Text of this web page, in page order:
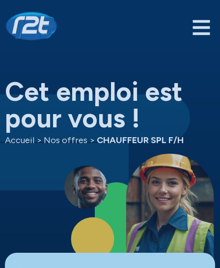
Cet emploi est
pour vous !
Accueil > Nos offres > CHAUFFEUR SPL F/H